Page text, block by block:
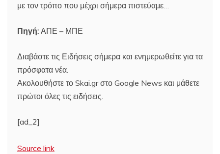
με τον τρόπο που μέχρι σήμερα πιστεύαμε…
Πηγή: ΑΠΕ – ΜΠΕ
Διαβάστε τις Ειδήσεις σήμερα και ενημερωθείτε για τα
πρόσφατα νέα.
Ακολουθήστε το Skai.gr στο Google News και μάθετε
πρώτοι όλες τις ειδήσεις.
[ad_2]
Source link